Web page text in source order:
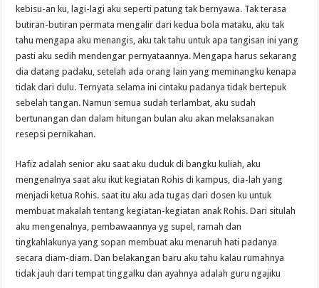
kebisu-an ku, lagi-lagi aku seperti patung tak bernyawa. Tak terasa
butiran-butiran permata mengalir dari kedua bola mataku, aku tak
tahu mengapa aku menangis, aku tak tahu untuk apa tangisan ini yang
pasti aku sedih mendengar pernyataannya. Mengapa harus sekarang
dia datang padaku, setelah ada orang lain yang meminangku kenapa
tidak dari dulu. Ternyata selama ini cintaku padanya tidak bertepuk
sebelah tangan. Namun semua sudah terlambat, aku sudah
bertunangan dan dalam hitungan bulan aku akan melaksanakan
resepsi pernikahan.
Hafiz adalah senior aku saat aku duduk di bangku kuliah, aku
mengenalnya saat aku ikut kegiatan Rohis di kampus, dia-lah yang
menjadi ketua Rohis. saat itu aku ada tugas dari dosen ku untuk
membuat makalah tentang kegiatan-kegiatan anak Rohis. Dari situlah
aku mengenalnya, pembawaannya yg supel, ramah dan
tingkahlakunya yang sopan membuat aku menaruh hati padanya
secara diam-diam. Dan belakangan baru aku tahu kalau rumahnya
tidak jauh dari tempat tinggalku dan ayahnya adalah guru ngajiku